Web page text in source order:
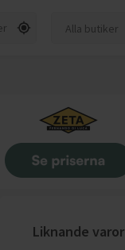
Alla butiker
Liknande varor